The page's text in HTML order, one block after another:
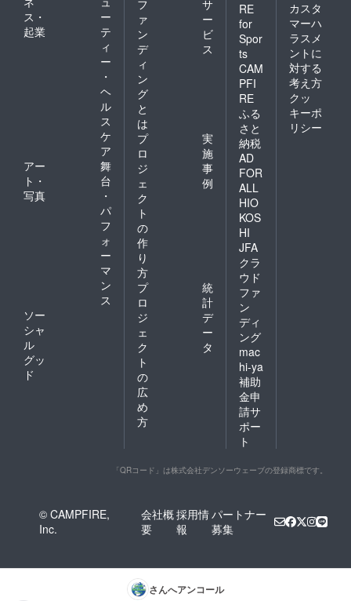
ス・
起業
ー
テ
ィ
ー
・
ヘ
ル
ス
ケ
ア
アー
ト・
写真
舞
台
・
パ
フ
ォ
ー
マ
ン
ス
ソー
シャ
ル
グッ
ド
フ
ァ
ン
デ
ィ
ン
グ
と
は
サ
ー
ビ
ス
プ
ロ
ジ
ェ
ク
ト
の
作
り
方
実
施
事
例
プ
ロ
ジ
ェ
ク
ト
の
広
め
方
統
計
デ
ー
タ
RE
for
Spor
ts
CAM
PFI
RE
ふる
さと
納税
AD
FOR
ALL
HIO
KOS
HI
JFA
クラ
ウド
ファ
ン
ディ
ング
mac
hi-ya
補助
金申
請サ
ポー
ト
カスタ
マーハ
ラスメ
ントに
対する
考え方
クッ
キーポ
リシー
「QRコード」は株式会社デンソーウェーブの登録商標です。
© CAMPFIRE,
Inc.
会社概
要
採用情
報
パートナー
募集
さんへアンコール